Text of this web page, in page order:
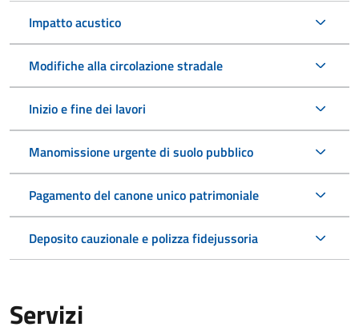
Impatto acustico
Modifiche alla circolazione stradale
Inizio e fine dei lavori
Manomissione urgente di suolo pubblico
Pagamento del canone unico patrimoniale
Deposito cauzionale e polizza fidejussoria
Servizi